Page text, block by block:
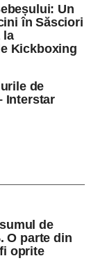
Un
în Săsciori
la
Kickboxing
de
Interstar
de
O parte din
oprite